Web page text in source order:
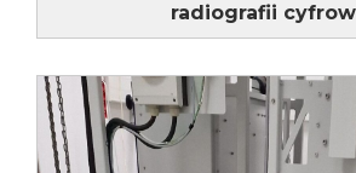
radiografii